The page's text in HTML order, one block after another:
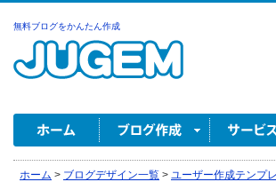
無料ブログをかんたん作成
ホーム > ブログデザイン一覧 > ユーザー作成テンプ